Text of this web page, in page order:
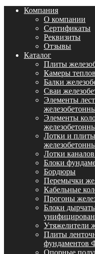
Компания
О компании
Сертификаты
Реквизиты
Отзывы
Каталог
Плиты
Камеры
Балки
Сваи
Элементы
Элементы
Лотки и плиты
Лотки каналов
Блоки
Бордюры
Перемычки
Кабельные
Прогоны
Блоки
Утяжелители
Плиты
фундаментов
Опорные